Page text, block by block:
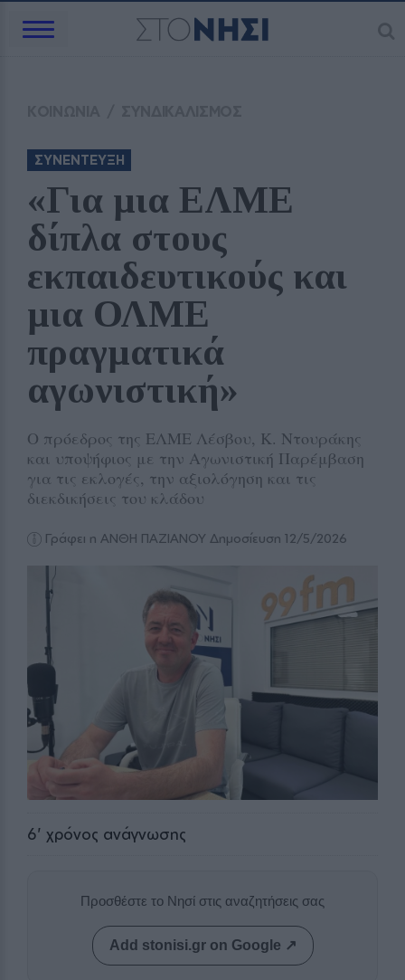
ΣΥΝΕΝΤΕΥΞΗ
«Για μια ΕΛΜΕ
δίπλα στους
εκπαιδευτικούς και
μια ΟΛΜΕ
πραγματικά
αγωνιστική»
Ο πρόεδρος της ΕΛΜΕ Λέσβου, Κ. Ντουράκης
και υποψήφιος με την Αγωνιστική Παρέμβαση
για τις εκλογές, την αξιολόγηση και τις
διεκδικήσεις του κλάδου
Γράφει η ΑΝΘΗ ΠΑΖΙΑΝΟΥ Δημοσίευση 12/5/2026
6' χρόνος ανάγνωσης
Προσθέστε το Νησί στις αναζητήσεις σας
Add stonisi.gr on Google ↗